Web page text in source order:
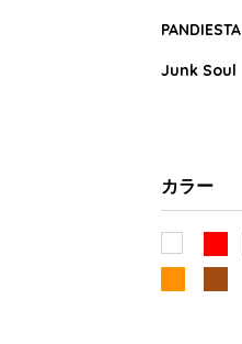
PANDIESTA
Junk Soul
カラー